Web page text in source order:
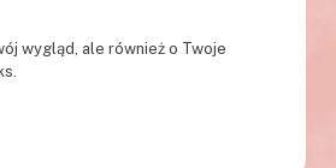
wygląd, ale również o Twoje